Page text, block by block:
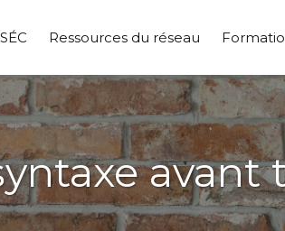
Ressources du réseau
avant